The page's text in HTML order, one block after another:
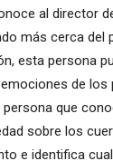
al director
más cerca del
esta persona
de los
que
sobre los
e identifica